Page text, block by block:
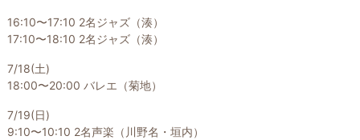
16:10〜17:10 2名ジャズ（湊）
17:10〜18:10 2名ジャズ（湊）
7/18(土)
18:00〜20:00 バレエ（菊地）
7/19(日)
9:10〜10:10 2名声楽（川野名・垣内）